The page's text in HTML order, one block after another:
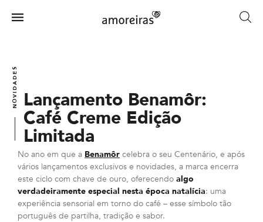
mainMenu
NOVIDADES Lançamento Benamôr:
Café Creme Edição
Limitada
No ano em que a Benamôr celebra o seu Centenário, e após
vários lançamentos exclusivos e novidades, a marca encerra
este ciclo com chave de ouro, oferecendo algo
verdadeiramente especial nesta época natalícia: uma
experiência sensorial em torno do café – esse símbolo tão
português de partilha, tradição e sabor.